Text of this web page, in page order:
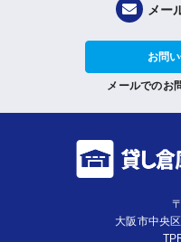
メー
お問
メールでのお
大阪市中央